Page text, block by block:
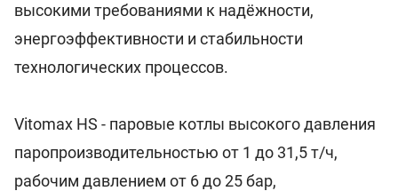
высокими требованиями к надёжности,
энергоэффективности и стабильности
технологических процессов.
Vitomax HS - паровые котлы высокого давления
паропроизводительностью от 1 до 31,5 т/ч,
рабочим давлением от 6 до 25 бар,